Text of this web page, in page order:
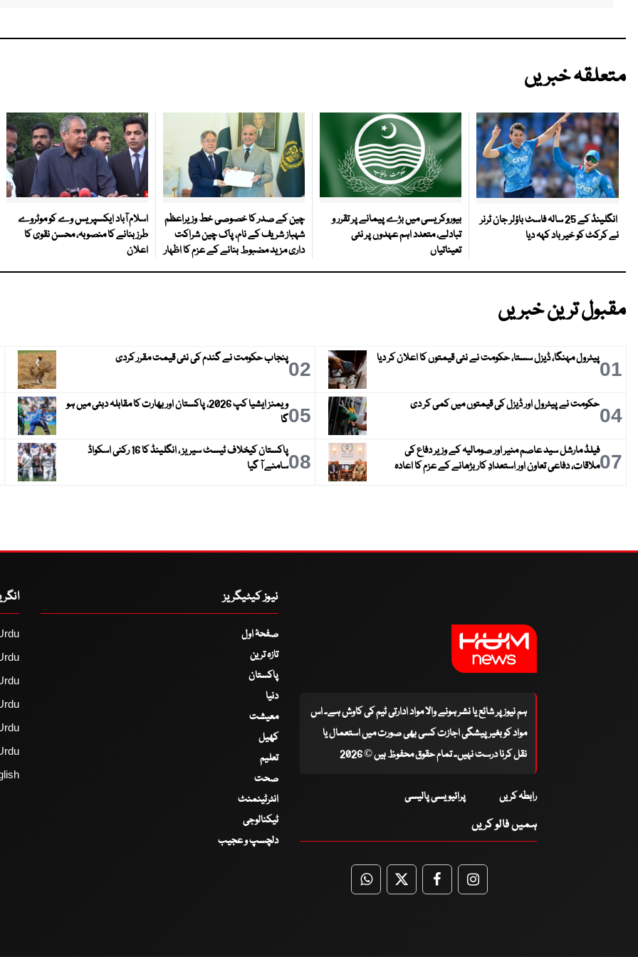
متعلقہ خبریں
انگلینڈ کے 25 سالہ فاسٹ باؤلر جان ٹرنر
نے کرکٹ کو خیر باد کہہ دیا
بیوروکریسی میں بڑے پیمانے پر تقرر و
تبادلے، متعدد اہم عہدوں پر نئی
تعیناتیاں
چین کے صدر کا خصوصی خط وزیراعظم
شہباز شریف کے نام، پاک چین شراکت
داری مزید مضبوط بنانے کے عزم کا اظہار
اسلام آباد ایکسپریس وے کو موٹروے
طرز بنانے کا منصوبہ، محسن نقوی کا
اعلان
مقبول ترین خبریں
01پیٹرول مہنگا، ڈیزل سستا، حکومت نے نئی قیمتوں کا اعلان کر دیا 02پنجاب حکومت نے گندم کی نئی قیمت مقرر کردی
04حکومت نے پیٹرول اور ڈیزل کی قیمتوں میں کمی کر دی 05
ویمنز ایشیا کپ 2026، پاکستان اور بھارت کا مقابلہ دبئی میں ہو
گا
07فیلڈ مارشل سید عاصم منیر اور صومالیہ کے وزیر دفاع کی
ملاقات، دفاعی تعاون اور استعدادِ کار بڑھانے کے عزم کا اعادہ
08
پاکستان کیخلاف ٹیسٹ سیریز ، انگلینڈ کا 16 رکنی اسکواڈ
سامنے آ گیا
ہم نیوز پر شائع یا نشر ہونے والا مواد ادارتی ٹیم کی کاوش ہے۔ اس
مواد کو بغیر پیشگی اجازت کسی بھی صورت میں استعمال یا
نقل کرنا درست نہیں۔ تمام حقوق محفوظ ہیں © 2026
رابطہ کریں پرائیویسی پالیسی
ہمیں فالو کریں
WhatsApp
TwitterFacebookFacebook
نیوز کیٹیگریز
صفحۂ اول
تازہ ترین
پاکستان
دنیا
معیشت
کھیل
تعلیم
صحت
انٹرٹینمنٹ
ٹیکنالوجی
دلچسپ و عجیب